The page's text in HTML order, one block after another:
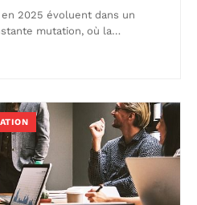
2025 évoluent dans un
mutation, où la…